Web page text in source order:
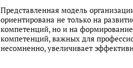
Представленная модель
ориентирована не только на
компетенций, но и на
компетенций, важных для
несомненно, увеличивает